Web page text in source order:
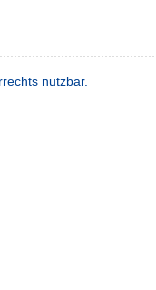
nutzbar.